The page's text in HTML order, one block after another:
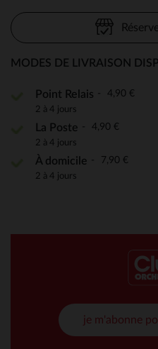
MODES DE LIVRAISON
Point Relais 4,90 €
2 à 4 jours
La Poste 4,90 €
2 à 4 jours
À domicile 7,90 €
2 à 4 jours
je m'abonne